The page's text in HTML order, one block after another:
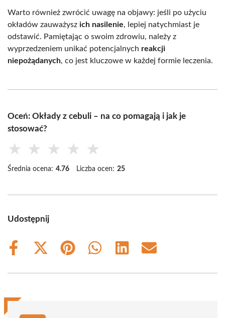
Warto również zwrócić uwagę na objawy: jeśli po użyciu
okładów zauważysz ich nasilenie, lepiej natychmiast je
odstawić. Pamiętając o swoim zdrowiu, należy z
wyprzedzeniem unikać potencjalnych reakcji
niepożądanych, co jest kluczowe w każdej formie leczenia.
Oceń: Okłady z cebuli – na co pomagają i jak je
stosować?
★ ★ ★ ★ ★
Średnia ocena: 4.76 Liczba ocen: 25
Udostępnij
Share
Share
(Twitter)
Share
Share
Share
Share